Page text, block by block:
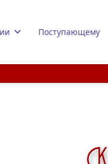
Поступающему